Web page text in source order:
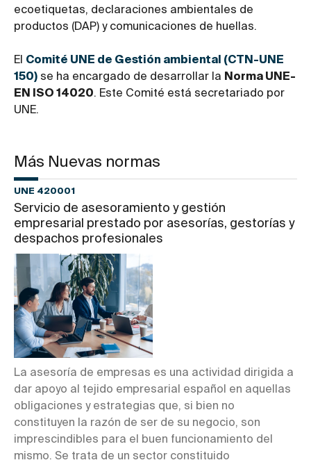
ecoetiquetas, declaraciones ambientales de
productos (DAP) y comunicaciones de huellas.
El Comité UNE de Gestión ambiental (CTN-UNE
150) se ha encargado de desarrollar la Norma UNE-
EN ISO 14020. Este Comité está secretariado por
UNE.
Más Nuevas normas
UNE 420001
Servicio de asesoramiento y gestión
empresarial prestado por asesorías, gestorías y
despachos profesionales
La asesoría de empresas es una actividad dirigida a
dar apoyo al tejido empresarial español en aquellas
obligaciones y estrategias que, si bien no
constituyen la razón de ser de su negocio, son
imprescindibles para el buen funcionamiento del
mismo. Se trata de un sector constituido